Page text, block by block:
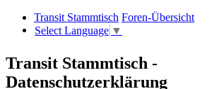
Transit Stammtisch Foren-Übersicht
Select Language ▼
Transit Stammtisch -
Datenschutzerklärung